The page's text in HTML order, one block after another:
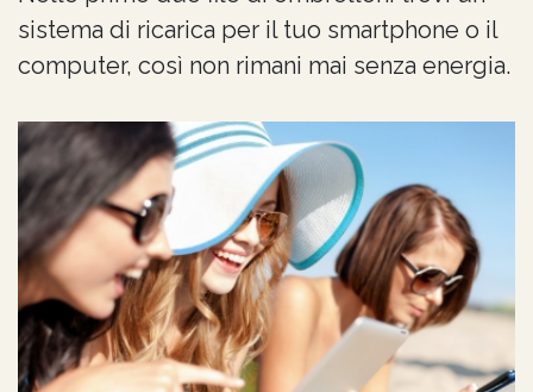
sistema di ricarica per il tuo smartphone o il
computer, così non rimani mai senza energia.